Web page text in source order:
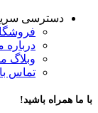
دسترسی
درباره
وبلاگ
تماس
با ما همراه باشید!